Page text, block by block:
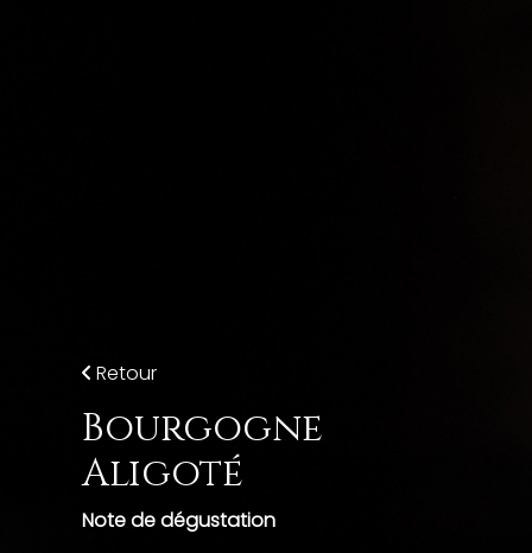
Retour
Bourgogne
Aligoté
Note de dégustation